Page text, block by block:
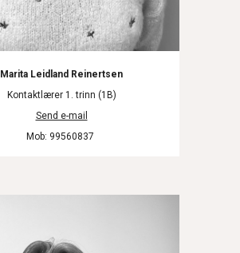
Marita Leidland Reinertsen
Kontaktlærer 1. trinn (1B)
Send e-mail
Mob: 99560837